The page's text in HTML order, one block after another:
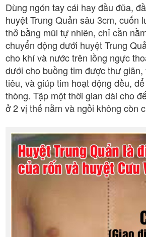
Dùng ngón tay cái hay đầu đũa,
huyệt Trung Quản sâu 3cm, cuốn
thở bằng mũi tự nhiên, chỉ cần
chuyển động dưới huyệt Trung
cho khí và nước trên lồng ngực
dưới cho buồng tim được thư
tiêu, và giúp tim hoạt động đều,
thòng. Tập một thời gian dài cho
ở 2 vị thế nằm và ngồi không còn